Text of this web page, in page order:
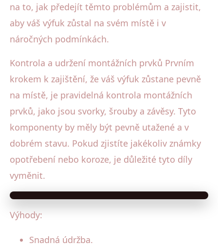
na to, jak předejít těmto problémům a zajistit,
aby váš výfuk zůstal na svém místě i v
náročných podmínkách.
Kontrola a udržení montážních prvků Prvním
krokem k zajištění, že váš výfuk zůstane pevně
na místě, je pravidelná kontrola montážních
prvků, jako jsou svorky, šrouby a závěsy. Tyto
komponenty by měly být pevně utažené a v
dobrém stavu. Pokud zjistíte jakékoliv známky
opotřebení nebo koroze, je důležité tyto díly
vyměnit.
Výhody:
Snadná údržba.